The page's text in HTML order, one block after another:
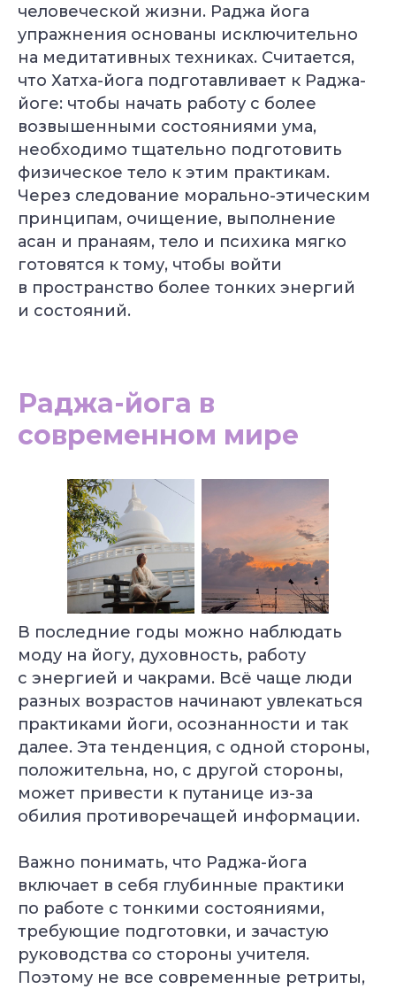
человеческой жизни. Раджа йога
упражнения основаны исключительно
на медитативных техниках. Считается,
что Хатха-йога подготавливает к Раджа-
йоге: чтобы начать работу с более
возвышенными состояниями ума,
необходимо тщательно подготовить
физическое тело к этим практикам.
Через следование морально-этическим
принципам, очищение, выполнение
асан и пранаям, тело и психика мягко
готовятся к тому, чтобы войти
в пространство более тонких энергий
и состояний.
Раджа-йога в
современном мире
В последние годы можно наблюдать
моду на йогу, духовность, работу
с энергией и чакрами. Всё чаще люди
разных возрастов начинают увлекаться
практиками йоги, осознанности и так
далее. Эта тенденция, с одной стороны,
положительна, но, с другой стороны,
может привести к путанице из-за
обилия противоречащей информации.
Важно понимать, что Раджа-йога
включает в себя глубинные практики
по работе с тонкими состояниями,
требующие подготовки, и зачастую
руководства со стороны учителя.
Поэтому не все современные ретриты,